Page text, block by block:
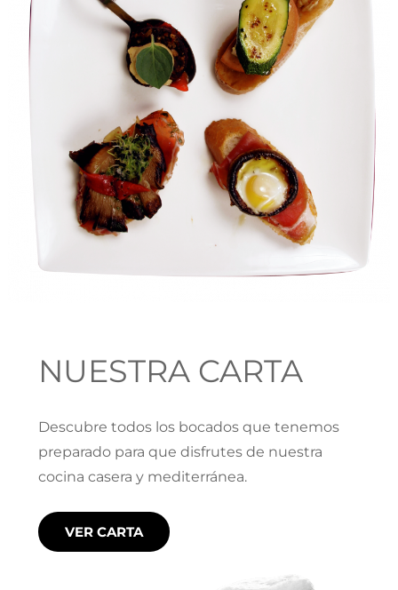
NUESTRA CARTA
Descubre todos los bocados que tenemos
preparado para que disfrutes de nuestra
cocina casera y mediterránea.
VER CARTA